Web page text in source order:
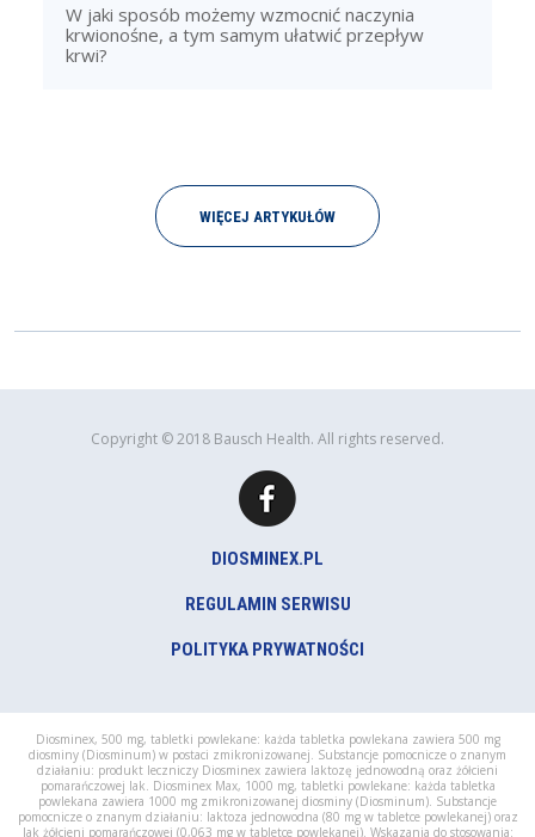
W jaki sposób możemy wzmocnić naczynia
krwionośne, a tym samym ułatwić przepływ
krwi?
WIĘCEJ ARTYKUŁÓW
Copyright © 2018 Bausch Health. All rights reserved.
DIOSMINEX.PL
REGULAMIN SERWISU
POLITYKA PRYWATNOŚCI
Diosminex, 500 mg, tabletki powlekane: każda tabletka powlekana zawiera 500 mg
diosminy (Diosminum) w postaci zmikronizowanej. Substancje pomocnicze o znanym
działaniu: produkt leczniczy Diosminex zawiera laktozę jednowodną oraz żółcieni
pomarańczowej lak. Diosminex Max, 1000 mg, tabletki powlekane: każda tabletka
powlekana zawiera 1000 mg zmikronizowanej diosminy (Diosminum). Substancje
pomocnicze o znanym działaniu: laktoza jednowodna (80 mg w tabletce powlekanej) oraz
lak żółcieni pomarańczowej (0,063 mg w tabletce powlekanej). Wskazania do stosowania: